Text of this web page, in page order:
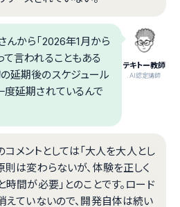
テキトー教師
.AI認定講師
んから「2026年1月から
て言われることもある
延期後のスケジュール
度延期されているんで
メントとしては「大人を大人とし
則は変わらないが、体験を正しく
時間が必要」とのことです。ロード
えていないので、開発自体は続い